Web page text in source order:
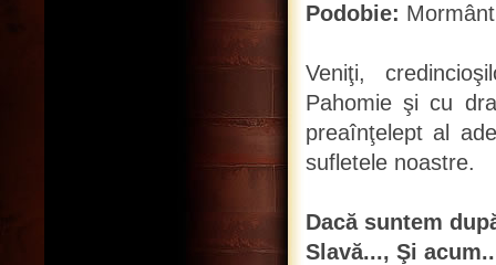
Podobie:
Veniţi,
Pahomie şi cu
preaînţelept al
sufletele noastre.
Dacă suntem
Slavă..., Şi